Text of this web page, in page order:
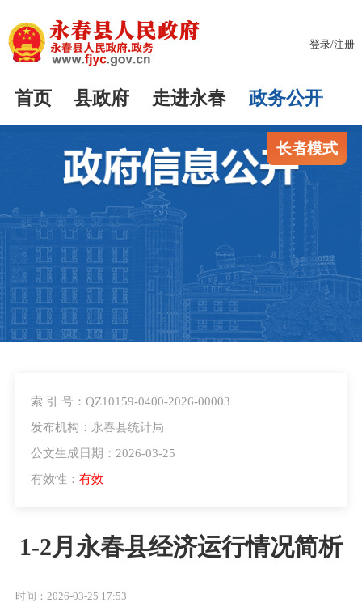
登录/注册
首页 县政府 走进永春 政务公开
长者模式
索 引 号：QZ10159-0400-2026-00003
发布机构：永春县统计局
公文生成日期：2026-03-25
有效性： 有效
1-2月永春县经济运行情况简析
时间：2026-03-25 17:53